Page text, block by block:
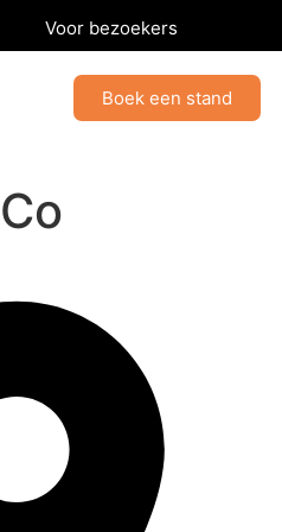
Voor bezoekers
Boek een stand